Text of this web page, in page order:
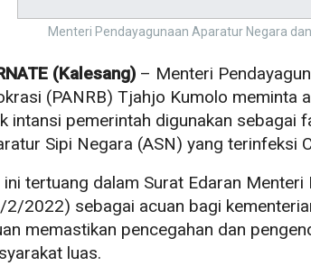
Menteri Pendayagunaan Aparatur Negara
(Kalesang) – Menteri
(PANRB) Tjahjo Kumolo meminta
intansi pemerintah digunakan sebagai
Sipi Negara (ASN) yang terinfeksi
ini tertuang dalam Surat Edaran
2/2022) sebagai acuan bagi
memastikan pencegahan dan
luas.